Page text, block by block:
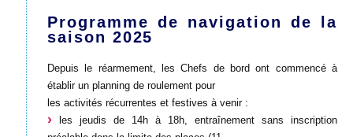
Programme de navigation de la
saison 2025
Depuis le réarmement, les Chefs de bord ont commencé à
établir un planning de roulement pour
les activités récurrentes et festives à venir :
les jeudis de 14h à 18h, entraînement sans inscription